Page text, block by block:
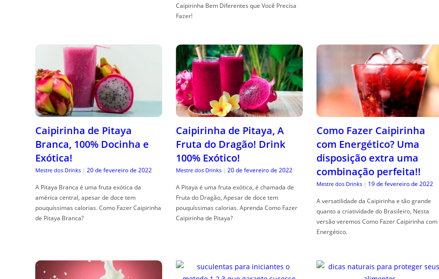
Caipirinha Bem Diferentes que Você Precisa
Fazer!
Caipirinha de Pitaya
Branca, 100% Docinha e
Exótica!
Mestre dos Drinks | 20 de fevereiro de 2022
A Pitaya Branca é uma fruta exótica da
américa central, apesar de doce tem
pouquíssimas calorias. Como Fazer Caipirinha
de Pitaya Branca?
Caipirinha de Pitaya, A
Fruta do Dragão! Drink
100% Exótico!
Mestre dos Drinks | 20 de fevereiro de 2022
A Pitaya é uma fruta exótica, é chamada de
Fruta do Dragão, Apesar de doce tem
pouquíssimas calorias. Aprenda Como Fazer
Caipirinha de Pitaya?
Como Fazer Caipirinha
com Energético? Uma
disposição extra uma
combinação perfeita!!
Mestre dos Drinks | 19 de fevereiro de 2022
A versatilidade da Caipirinha e tão grande
quanto a criatividade do Brasileiro, Nesta
versão veremos Como Fazer Caipirinha com
Energético.